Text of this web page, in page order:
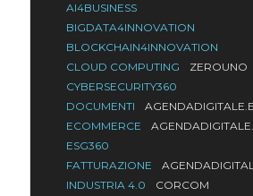
AI4BUSINESS
BIGDATA4INNOVATION
BLOCKCHAIN4INNOVATION
CLOUD COMPUTING
ZEROUNO
CYBERSECURITY360
DOCUMENTI
ECOMMERCE
ESG360
FATTURAZIONE
INDUSTRIA 4.0
CORCOM